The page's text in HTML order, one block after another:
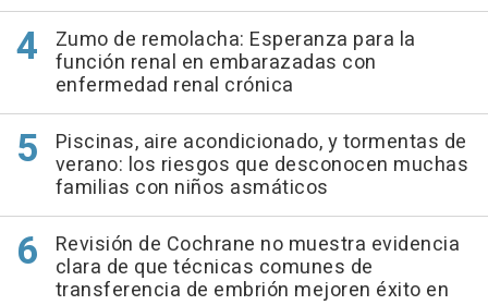
Zumo de remolacha: Esperanza para la
función renal en embarazadas con
enfermedad renal crónica
Piscinas, aire acondicionado, y tormentas de
verano: los riesgos que desconocen muchas
familias con niños asmáticos
Revisión de Cochrane no muestra evidencia
clara de que técnicas comunes de
transferencia de embrión mejoren éxito en